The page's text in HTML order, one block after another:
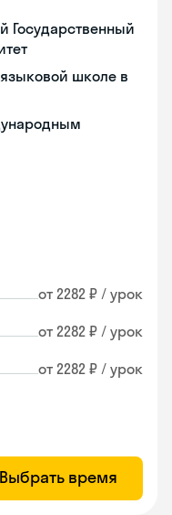
Государственный
школе в
от 2282 ₽ / урок
от 2282 ₽ / урок
от 2282 ₽ / урок
Выбрать время